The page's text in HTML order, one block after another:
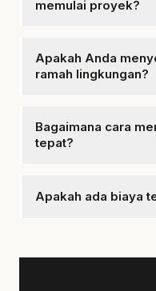
memulai proyek?
yang diperlukan.
Apakah Anda
ramah lingkungan?
lingkungan untuk
Bagaimana cara
tepat?
sesuai berdasarkan
Apakah ada biaya